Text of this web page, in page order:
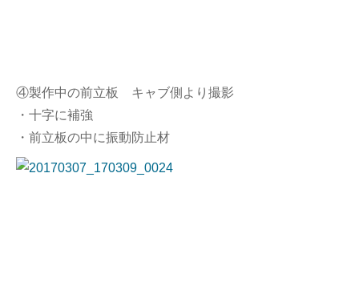
④製作中の前立板 キャブ側より撮影
・十字に補強
・前立板の中に振動防止材